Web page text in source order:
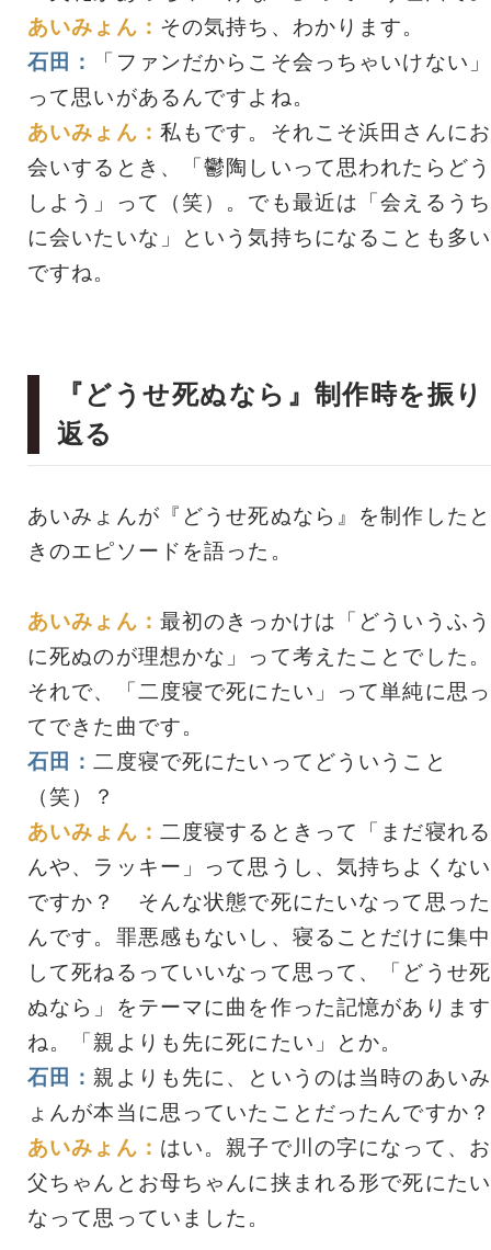
あいみょん： その気持ち、わかります。
石田：
「ファンだからこそ会っちゃいけない」
って思いがあるんですよね。
あいみょん： 私もです。それこそ浜田さんにお
会いするとき、「鬱陶しいって思われたらどう
しよう」って（笑）。でも最近は「会えるうち
に会いたいな」という気持ちになることも多い
ですね。
『どうせ死ぬなら』制作時を振り
返る
あいみょんが『どうせ死ぬなら』を制作したと
きのエピソードを語った。
あいみょん： 最初のきっかけは「どういうふう
に死ぬのが理想かな」って考えたことでした。
それで、「二度寝で死にたい」って単純に思っ
てできた曲です。
石田：二度寝で死にたいってどういうこと
（笑）？
あいみょん： 二度寝するときって「まだ寝れる
んや、ラッキー」って思うし、気持ちよくない
ですか？ そんな状態で死にたいなって思った
んです。罪悪感もないし、寝ることだけに集中
して死ねるっていいなって思って、「どうせ死
ぬなら」をテーマに曲を作った記憶があります
ね。「親よりも先に死にたい」とか。
石田：親よりも先に、というのは当時のあいみ
ょんが本当に思っていたことだったんですか？
あいみょん： はい。親子で川の字になって、お
父ちゃんとお母ちゃんに挟まれる形で死にたい
なって思っていました。